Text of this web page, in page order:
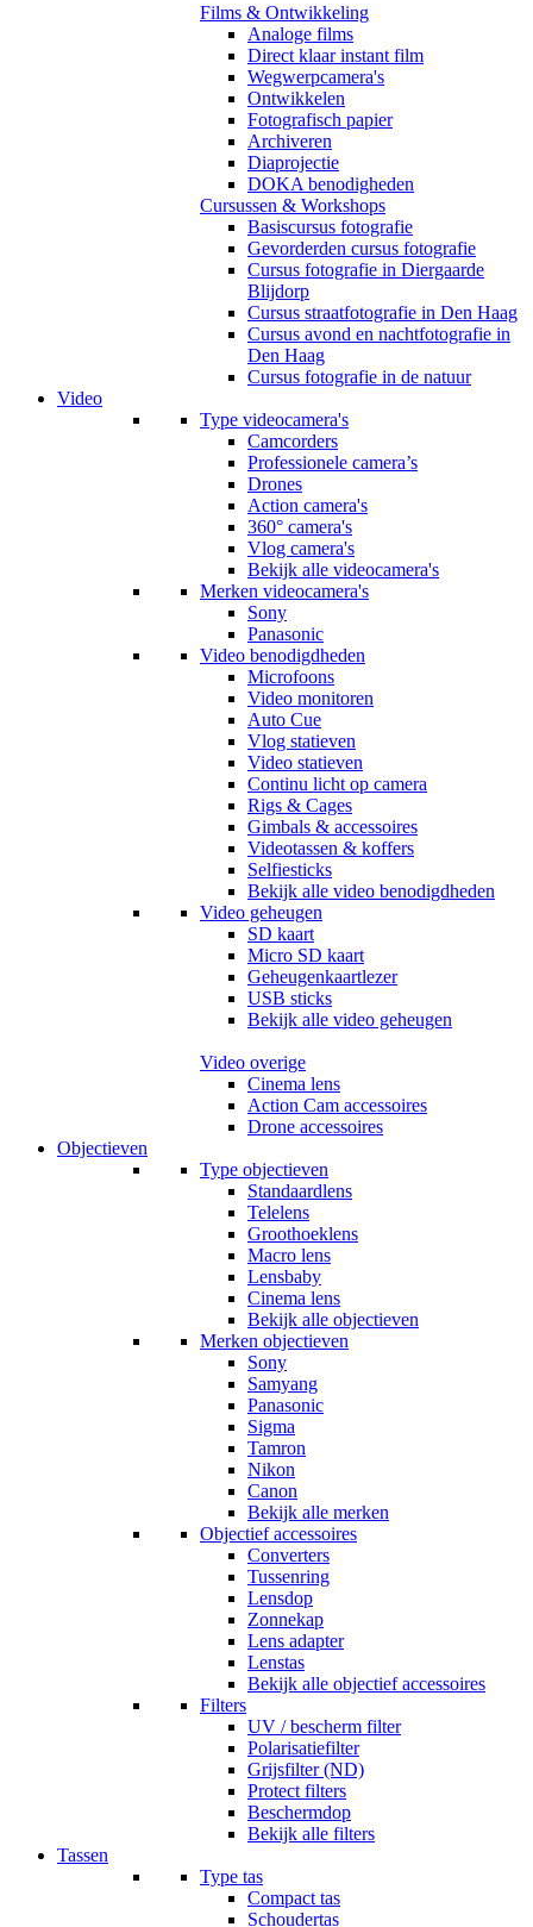
Films & Ontwikkeling
Analoge films
Direct klaar instant film
Wegwerpcamera's
Ontwikkelen
Fotografisch papier
Archiveren
Diaprojectie
DOKA benodigheden
Cursussen & Workshops
Basiscursus fotografie
Gevorderden cursus fotografie
Cursus fotografie in Diergaarde
Blijdorp
Cursus straatfotografie in Den Haag
Cursus avond en nachtfotografie in
Den Haag
Cursus fotografie in de natuur
Video
Type videocamera's
Camcorders
Professionele camera’s
Drones
Action camera's
360° camera's
Vlog camera's
Bekijk alle videocamera's
Merken videocamera's
Sony
Panasonic
Video benodigdheden
Microfoons
Video monitoren
Auto Cue
Vlog statieven
Video statieven
Continu licht op camera
Rigs & Cages
Gimbals & accessoires
Videotassen & koffers
Selfiesticks
Bekijk alle video benodigdheden
Video geheugen
SD kaart
Micro SD kaart
Geheugenkaartlezer
USB sticks
Bekijk alle video geheugen
Video overige
Cinema lens
Action Cam accessoires
Drone accessoires
Objectieven
Type objectieven
Standaardlens
Telelens
Groothoeklens
Macro lens
Lensbaby
Cinema lens
Bekijk alle objectieven
Merken objectieven
Sony
Samyang
Panasonic
Sigma
Tamron
Nikon
Canon
Bekijk alle merken
Objectief accessoires
Converters
Tussenring
Lensdop
Zonnekap
Lens adapter
Lenstas
Bekijk alle objectief accessoires
Filters
UV / bescherm filter
Polarisatiefilter
Grijsfilter (ND)
Protect filters
Beschermdop
Bekijk alle filters
Tassen
Type tas
Compact tas
Schoudertas